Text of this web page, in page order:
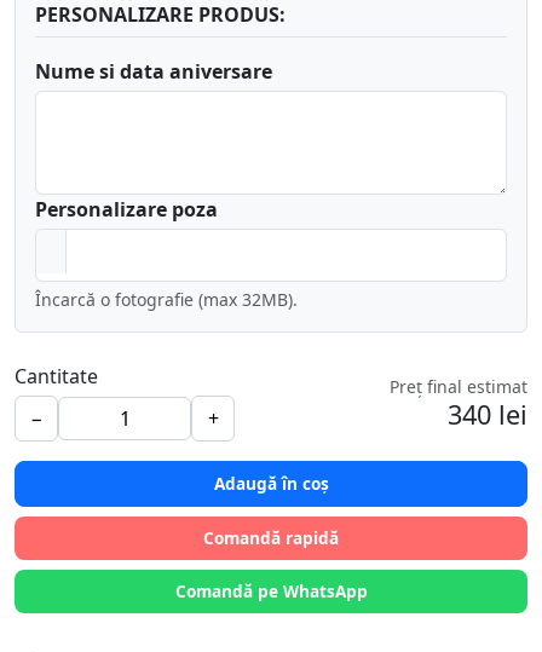
PERSONALIZARE PRODUS:
Nume si data aniversare
Personalizare poza
Încarcă o fotografie (max 32MB).
Cantitate
−
+
Preț final estimat
340 lei
Adaugă în coș
Comandă rapidă
Comandă pe WhatsApp